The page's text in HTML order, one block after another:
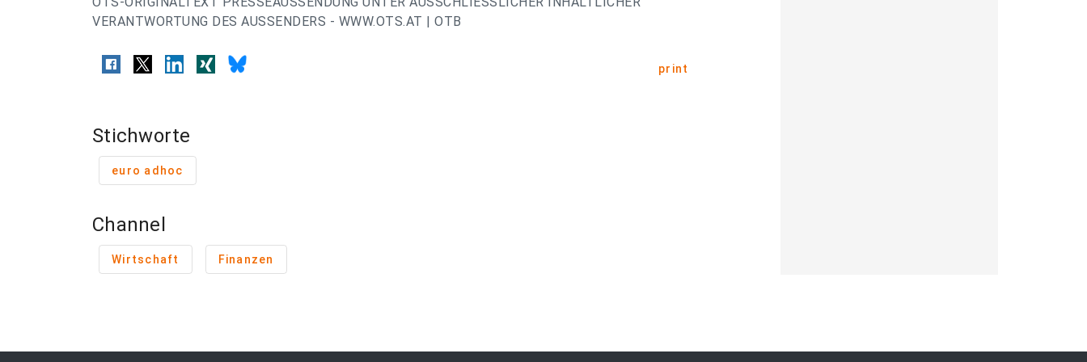
VERANTWORTUNG DES AUSSENDERS - WWW.OTS.AT | OTB
print
Stichworte
euro adhoc
Channel
Wirtschaft Finanzen